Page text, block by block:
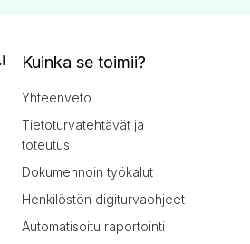
Kuinka se toimii?
Yhteenveto
Tietoturvatehtävät ja
toteutus
Dokumennoin työkalut
Henkilöstön digiturvaohjeet
Automatisoitu raportointi